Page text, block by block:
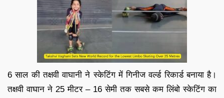
6 साल की तक्षवी वाघानी ने स्केटिंग में गिनीज वर्ल्ड रिकार्ड बनाया है।
तक्षवी वाघान ने 25 मीटर – 16 सेमी तक सबसे कम लिंबो स्केटिंग का